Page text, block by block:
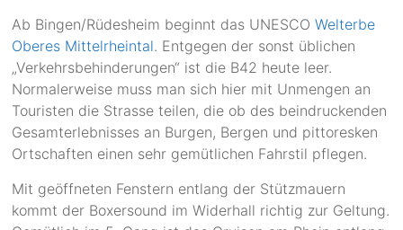
Ab Bingen/Rüdesheim beginnt das UNESCOWelterbe
Oberes Mittelrheintal. Entgegen der sonst üblichen
„Verkehrsbehinderungen“ ist die B42 heute leer.
Normalerweise muss man sich hier mit Unmengen an
Touristen die Strasse teilen, die ob des beindruckenden
Gesamterlebnisses an Burgen, Bergen und pittoresken
Ortschaften einen sehr gemütlichen Fahrstil pflegen.
Mit geöffneten Fenstern entlang der Stützmauern
kommt der Boxersound im Widerhall richtig zur Geltung.